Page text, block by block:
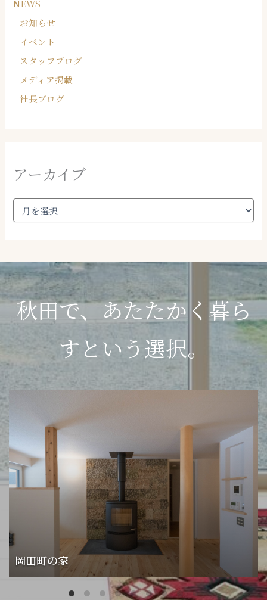
NEWS
お知らせ
イベント
スタッフブログ
メディア掲載
社⻑ブログ
アーカイブ
ア
秋田で、あたたかく暮ら
すという選択。
田
町
家
岡田町の家